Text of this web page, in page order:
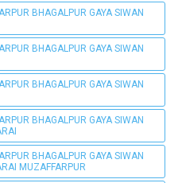
BHAGALPUR GAYA SIWAN
BHAGALPUR GAYA SIWAN
BHAGALPUR GAYA SIWAN
BHAGALPUR GAYA SIWAN
BHAGALPUR GAYA SIWAN
MUZAFFARPUR